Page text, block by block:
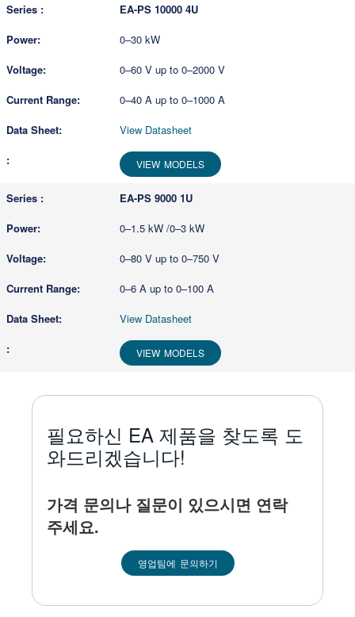
EA-PS 10000 4U
0–30 kW
0–60 V up to 0–2000 V
0–40 A up to 0–1000 A
View Datasheet
VIEW MODELS
EA-PS 9000 1U
0–1.5 kW /0–3 kW
0–80 V up to 0–750 V
0–6 A up to 0–100 A
View Datasheet
VIEW MODELS
필요하신 EA 제품을 찾도록 도
와드리겠습니다!
가격 문의나 질문이 있으시면 연락
주세요.
영업팀에 문의하기